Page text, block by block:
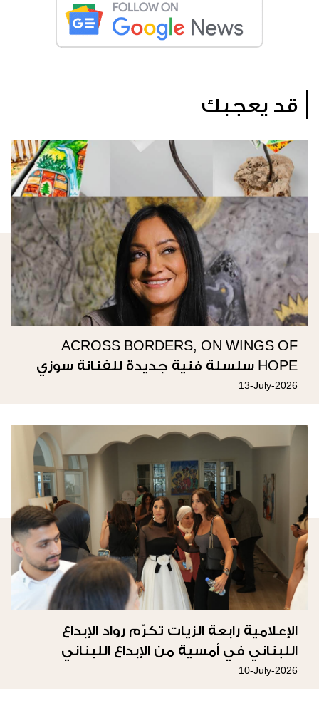
قد يعجبك
ACROSS BORDERS, ON WINGS OF
HOPE سلسلة فنية جديدة للفنانة سوزي
ناصيف
13-July-2026
الإعلامية رابعة الزيات تكرّم رواد الإبداع
اللبناني في أمسية من الإبداع اللبناني
10-July-2026